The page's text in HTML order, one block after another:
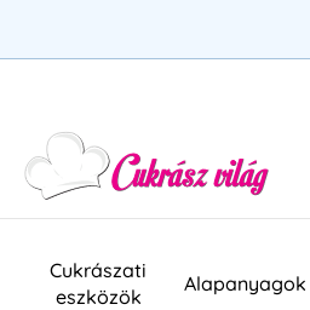
Cukrászati
eszközök
Alapanyagok